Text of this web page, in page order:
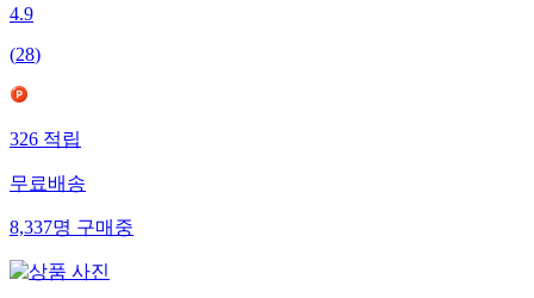
4.9
(28)
326 적립
무료배송
8,337명 구매중